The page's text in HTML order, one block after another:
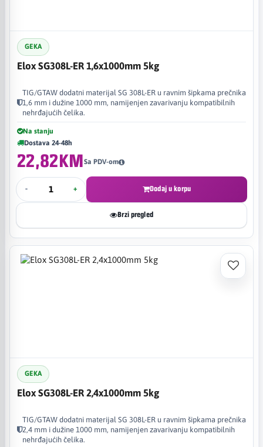
GEKA
Elox SG308L-ER 1,6x1000mm 5kg
TIG/GTAW dodatni materijal SG 308L-ER u ravnim šipkama prečnika
1,6 mm i dužine 1000 mm, namijenjen zavarivanju kompatibilnih
nehrđajućih čelika.
Na stanju
Dostava 24-48h
22,82KMSa PDV-om
- + Dodaj u korpu
Brzi pregled
GEKA
Elox SG308L-ER 2,4x1000mm 5kg
TIG/GTAW dodatni materijal SG 308L-ER u ravnim šipkama prečnika
2,4 mm i dužine 1000 mm, namijenjen zavarivanju kompatibilnih
nehrđajućih čelika.